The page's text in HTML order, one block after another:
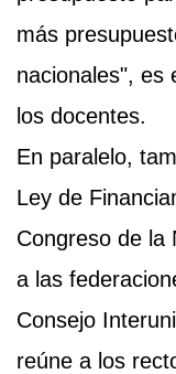
más
nacionales", es
los docentes.
En paralelo,
Ley de
Congreso de la
a las
Consejo
reúne a los